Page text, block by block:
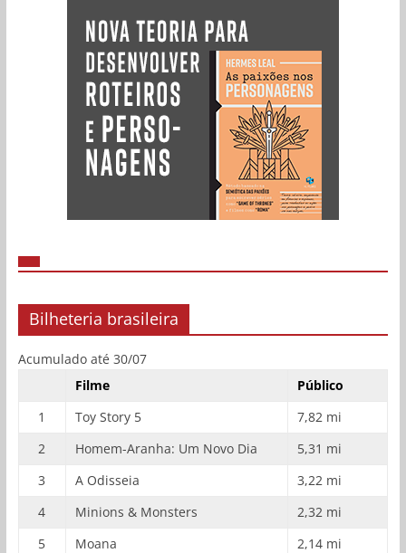
Bilheteria brasileira
Acumulado até 30/07
Filme
Público
1
Toy Story 5
7,82 mi
2
Homem-Aranha: Um Novo Dia
5,31 mi
3
A Odisseia
3,22 mi
4
Minions & Monsters
2,32 mi
5
Moana
2,14 mi